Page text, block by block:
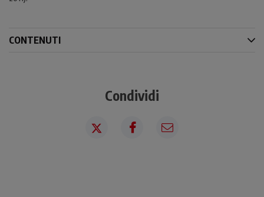
CONTENUTI
Condividi